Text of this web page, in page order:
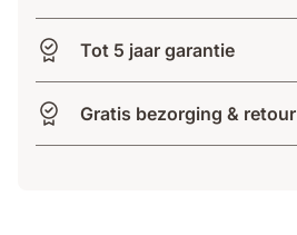
Tot 5 jaar garantie
Gratis bezorging & retour